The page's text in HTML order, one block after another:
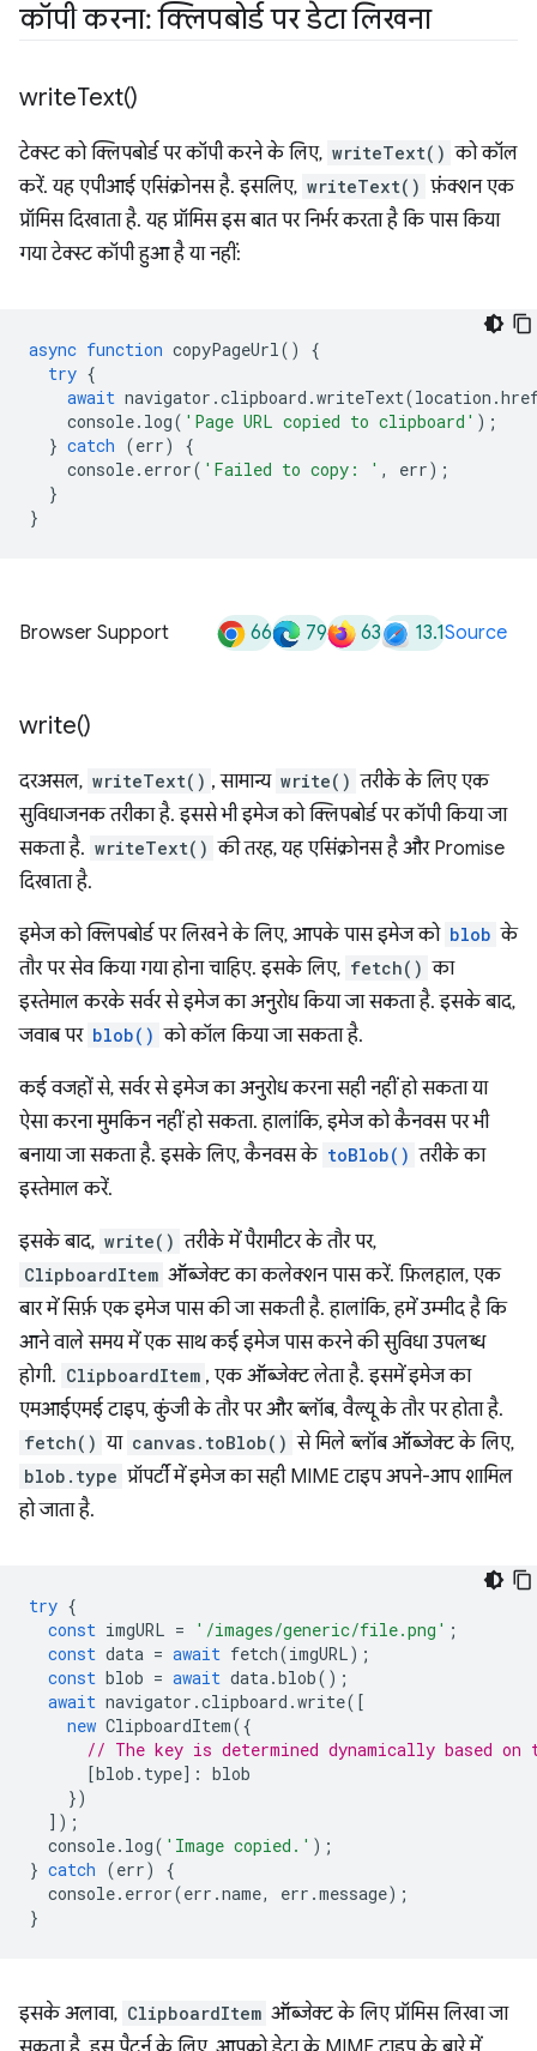
कॉपी करना: क्लिपबोर्ड पर डेटा लिखना
writeText()
टेक्स्ट को क्लिपबोर्ड पर कॉपी करने के लिए, writeText() को कॉल
करें. यह एपीआई एसिंक्रोनस है. इसलिए, writeText() फ़ंक्शन एक
प्रॉमिस दिखाता है. यह प्रॉमिस इस बात पर निर्भर करता है कि पास किया
गया टेक्स्ट कॉपी हुआ है या नहीं:
async function copyPageUrl()
{
try {
await navigator .clipboard .writeText(location .
console. log( 'Page URL copied to clipboard' );
} catch (err)
{
console. error( 'Failed to copy: ' , err);
}
}
Browser Support 66 79 63 13.1Source
write()
दरअसल, writeText() , सामान्य write() तरीके के लिए एक
सुविधाजनक तरीका है. इससे भी इमेज को क्लिपबोर्ड पर कॉपी किया जा
सकता है. writeText() की तरह, यह एसिंक्रोनस है और Promise
दिखाता है.
इमेज को क्लिपबोर्ड पर लिखने के लिए, आपके पास इमेज को blob के
तौर पर सेव किया गया होना चाहिए. इसके लिए, fetch() का
इस्तेमाल करके सर्वर से इमेज का अनुरोध किया जा सकता है. इसके बाद,
जवाब पर blob() को कॉल किया जा सकता है.
कई वजहों से, सर्वर से इमेज का अनुरोध करना सही नहीं हो सकता या
ऐसा करना मुमकिन नहीं हो सकता. हालांकि, इमेज को कैनवस पर भी
बनाया जा सकता है. इसके लिए, कैनवस के toBlob() तरीके का
इस्तेमाल करें.
इसके बाद, write() तरीके में पैरामीटर के तौर पर,
ClipboardItem ऑब्जेक्ट का कलेक्शन पास करें. फ़िलहाल, एक
बार में सिर्फ़ एक इमेज पास की जा सकती है. हालांकि, हमें उम्मीद है कि
आने वाले समय में एक साथ कई इमेज पास करने की सुविधा उपलब्ध
होगी. ClipboardItem , एक ऑब्जेक्ट लेता है. इसमें इमेज का
एमआईएमई टाइप, कुंजी के तौर पर और ब्लॉब, वैल्यू के तौर पर होता है.
fetch() या canvas.toBlob() से मिले ब्लॉब ऑब्जेक्ट के लिए,
blob.type प्रॉपर्टी में इमेज का सही MIME टाइप अपने-आप शामिल
हो जाता है.
try {
const imgURL = '/images/generic/file.png' ;
const data = await fetch(imgURL);
const blob = await data.blob();
await navigator .clipboard .write([
new ClipboardItem({
// The key is determined dynamically based
[blob . type] : blob
})
]);
console. log( 'Image copied.' );
} catch (err)
{
console. error(err .name, err .message);
}
इसके अलावा, ClipboardItem ऑब्जेक्ट के लिए प्रॉमिस लिखा जा